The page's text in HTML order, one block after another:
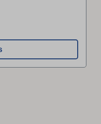
Schneiden.